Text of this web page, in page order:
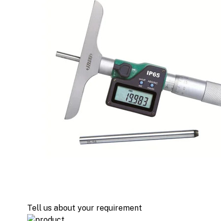
Tell us about your requirement